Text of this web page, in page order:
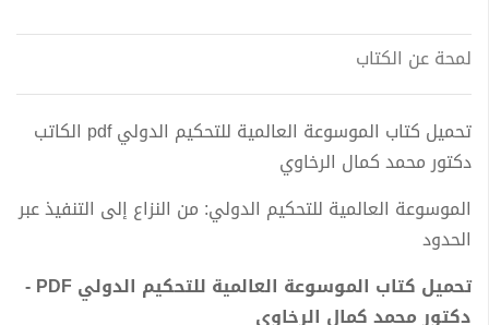
لمحة عن الكتاب
تحميل كتاب الموسوعة العالمية للتحكيم الدولي pdf الكاتب
دكتور محمد كمال الرخاوي
الموسوعة العالمية للتحكيم الدولي: من النزاع إلى التنفيذ عبر
الحدود
تحميل كتاب الموسوعة العالمية للتحكيم الدولي PDF -
دكتور محمد كمال الرخاوي